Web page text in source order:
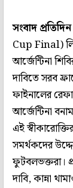
সংবাদ
Cup Final)
আর্জেন্টিনা
দাবিতে সরব
ফাইনালের
আর্জেন্টিনা
এই
সমর্থকদের
ফুটবলভক্তরা।
দাবি, কান্না